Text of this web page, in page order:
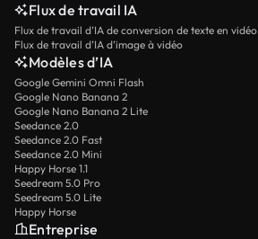
Flux de travail IA
Flux de travail d’IA de conversion de texte en vidéo
Flux de travail d’IA d’image à vidéo
Modèles d’IA
Google Gemini Omni Flash
Google Nano Banana 2
Google Nano Banana 2 Lite
Seedance 2.0
Seedance 2.0 Fast
Seedance 2.0 Mini
Happy Horse 1.1
Seedream 5.0 Pro
Seedream 5.0 Lite
Happy Horse
Entreprise